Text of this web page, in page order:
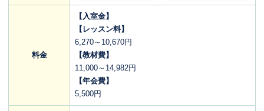
料金
【入室金】
【レッスン料】
6,270～10,670円
【教材費】
11,000～14,982円
【年会費】
5,500円